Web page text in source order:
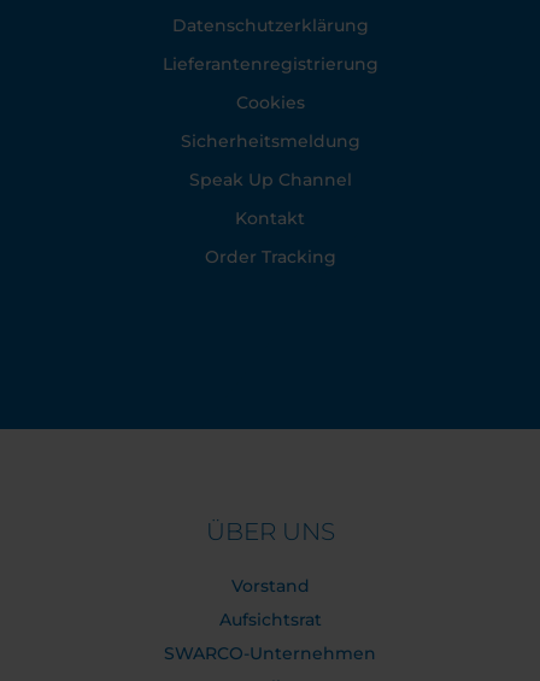
Datenschutzerklärung
Lieferantenregistrierung
Cookies
Sicherheitsmeldung
Speak Up Channel
Kontakt
Order Tracking
ÜBER UNS
Vorstand
Aufsichtsrat
SWARCO-Unternehmen